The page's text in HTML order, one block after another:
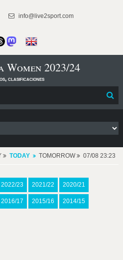
info@live2sport.com
Women 2023/24
clasificaciones
TODAY TOMORROW 07/08 23:23
2022/23 2021/22 2020/21
2016/17 2015/16 2014/15